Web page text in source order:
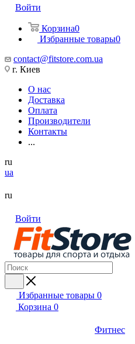
Войти
Корзина0
Избранные товары0
contact@fitstore.com.ua
г. Киев
О нас
Доставка
Оплата
Производители
Контакты
...
ru
ua
ru
Войти
Избранные товары 0
Корзина 0
Фитнес